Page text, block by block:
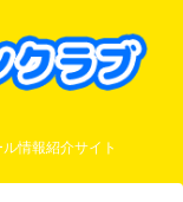
情報紹介サイト